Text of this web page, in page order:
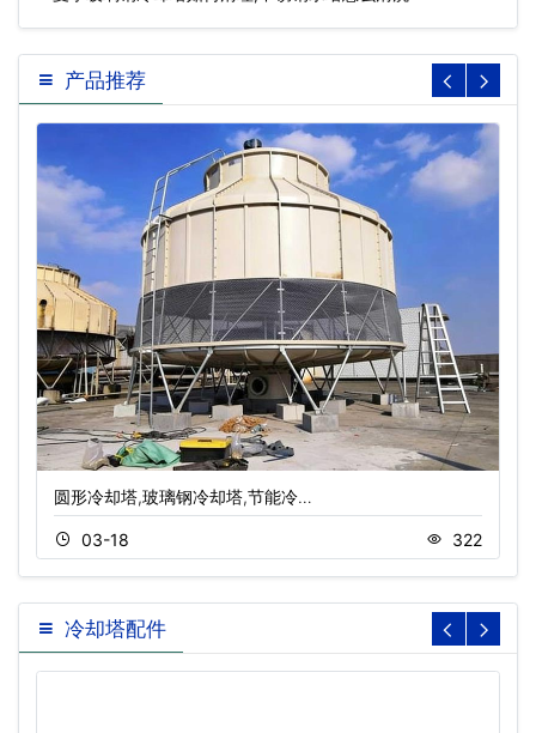
产品推荐
圆形冷却塔,玻璃钢冷却塔,节能冷…
03-18 322
冷却塔配件